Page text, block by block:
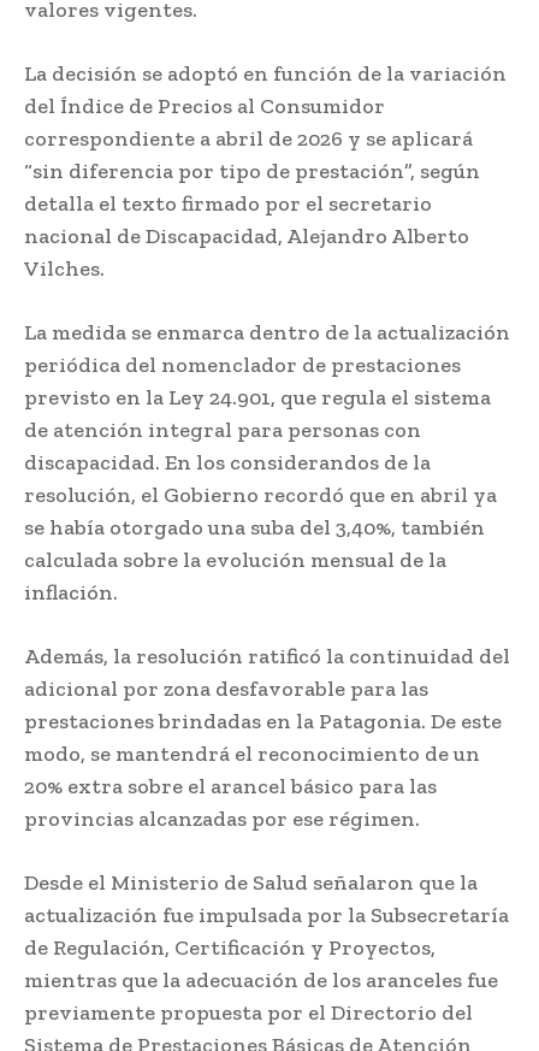
valores vigentes.
La decisión se adoptó en función de la variación
del Índice de Precios al Consumidor
correspondiente a abril de 2026 y se aplicará
“sin diferencia por tipo de prestación”, según
detalla el texto firmado por el secretario
nacional de Discapacidad, Alejandro Alberto
Vilches.
La medida se enmarca dentro de la actualización
periódica del nomenclador de prestaciones
previsto en la Ley 24.901, que regula el sistema
de atención integral para personas con
discapacidad. En los considerandos de la
resolución, el Gobierno recordó que en abril ya
se había otorgado una suba del 3,40%, también
calculada sobre la evolución mensual de la
inflación.
Además, la resolución ratificó la continuidad del
adicional por zona desfavorable para las
prestaciones brindadas en la Patagonia. De este
modo, se mantendrá el reconocimiento de un
20% extra sobre el arancel básico para las
provincias alcanzadas por ese régimen.
Desde el Ministerio de Salud señalaron que la
actualización fue impulsada por la Subsecretaría
de Regulación, Certificación y Proyectos,
mientras que la adecuación de los aranceles fue
previamente propuesta por el Directorio del
Sistema de Prestaciones Básicas de Atención